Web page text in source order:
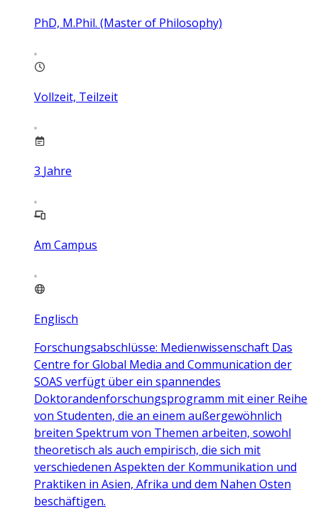
PhD, M.Phil. (Master of Philosophy)
Vollzeit, Teilzeit
3 Jahre
Am Campus
Englisch
Forschungsabschlüsse: Medienwissenschaft Das
Centre for Global Media and Communication der
SOAS verfügt über ein spannendes
Doktorandenforschungsprogramm mit einer Reihe
von Studenten, die an einem außergewöhnlich
breiten Spektrum von Themen arbeiten, sowohl
theoretisch als auch empirisch, die sich mit
verschiedenen Aspekten der Kommunikation und
Praktiken in Asien, Afrika und dem Nahen Osten
beschäftigen.